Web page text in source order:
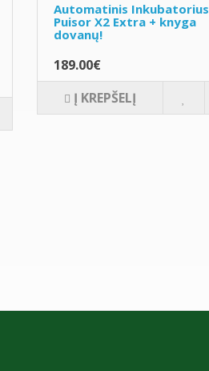
Automatinis Inkubatorius
Puisor X2 Extra + knyga
dovanų!
189.00€
Į KREPŠELĮ